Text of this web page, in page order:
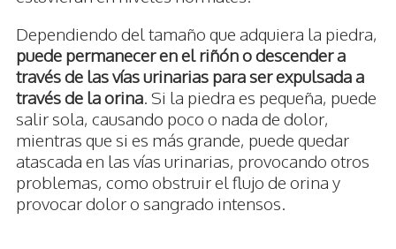
Dependiendo del tamaño que adquiera la piedra,
puede permanecer en el riñón o descender a
través de las vías urinarias para ser expulsada a
través de la orina . Si la piedra es pequeña, puede
salir sola, causando poco o nada de dolor,
mientras que si es más grande, puede quedar
atascada en las vías urinarias, provocando otros
problemas, como obstruir el flujo de orina y
provocar dolor o sangrado intensos.